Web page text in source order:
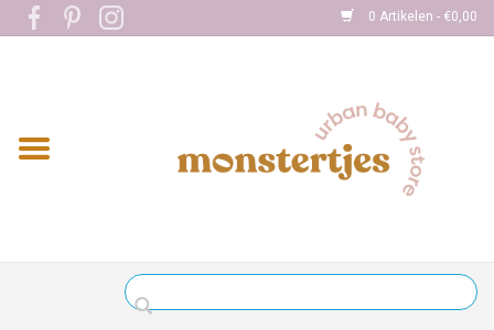
0 Artikelen - €0,00
Home
Kleding